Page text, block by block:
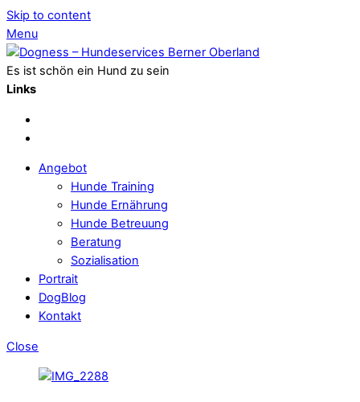
Skip to content
Menu
Es ist schön ein Hund zu sein
Links
Angebot
Hunde Training
Hunde Ernährung
Hunde Betreuung
Beratung
Sozialisation
Portrait
DogBlog
Kontakt
Close